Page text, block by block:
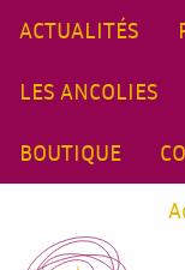
ACTUALITÉS
LES ANCOLIES
BOUTIQUE